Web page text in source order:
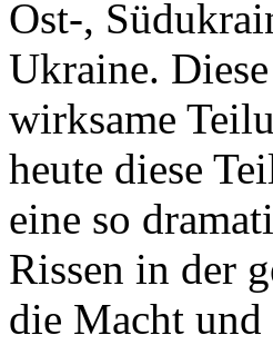
Ost-,
Ukraine.
wirksame
heute diese
eine so
Rissen in der
die Macht